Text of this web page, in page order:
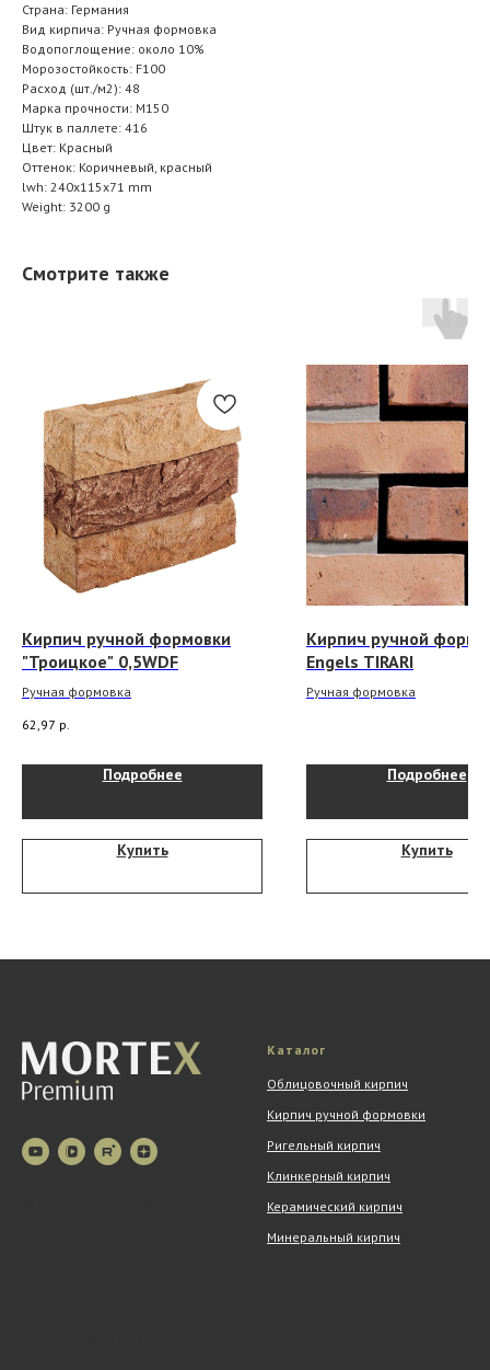
Страна: Германия
Вид кирпича: Ручная формовка
Водопоглощение: около 10%
Морозостойкость: F100
Расход (шт./м2): 48
Марка прочности: M150
Штук в паллете: 416
Цвет: Красный
Оттенок: Коричневый, красный
lwh: 240x115x71 mm
Weight: 3200 g
Смотрите также
Кирпич ручной формовки
"Троицкое" 0,5WDF
Ручная формовка
62,97 р.
Подробнее
Купить
Кирпич ручной
Engels TIRARI
Ручная формовка
Подробнее
Купить
Каталог
Облицовочный кирпич
Кирпич ручной формовки
Ригельный кирпич
Клинкерный кирпич
Керамический кирпич
Минеральный кирпич